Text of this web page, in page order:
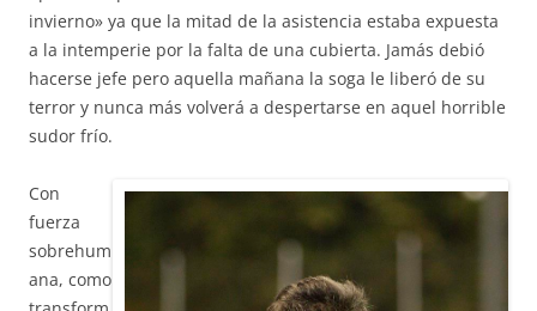
invierno» ya que la mitad de la asistencia estaba expuesta
a la intemperie por la falta de una cubierta. Jamás debió
hacerse jefe pero aquella mañana la soga le liberó de su
terror y nunca más volverá a despertarse en aquel horrible
sudor frío.
Con
fuerza
sobrehum
ana, como